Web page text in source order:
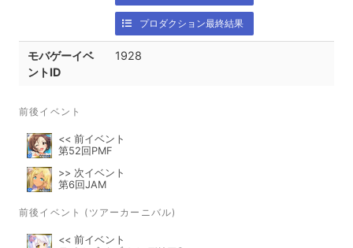
プロダクション最終結果
モバゲーイベ
ントID
1928
前後イベント
<< 前イベント
第52回PMF
>> 次イベント
第6回JAM
前後イベント (ツアーカーニバル)
<< 前イベント